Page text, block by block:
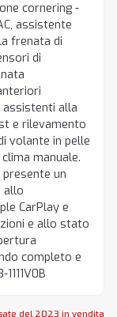
cornering -
assistente
frenata di
di
assistenti alla
e rilevamento
volante in pelle
manuale.
un
allo
CarPlay e
e allo stato
completo e
del 2023 in vendita